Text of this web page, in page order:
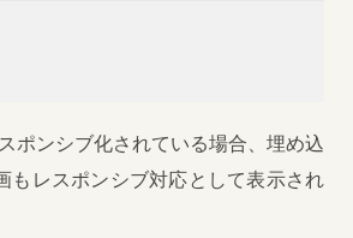
ポンシブ化されている場合、埋め込
もレスポンシブ対応として表示され